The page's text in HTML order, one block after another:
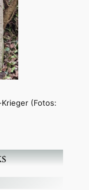
(Fotos: